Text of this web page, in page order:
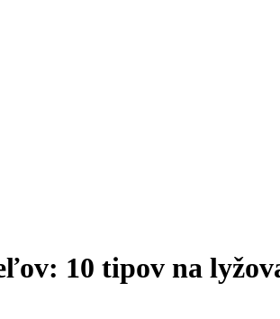
10 tipov na